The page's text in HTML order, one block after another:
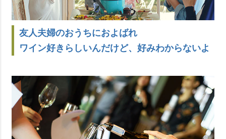
友人夫婦のおうちにおよばれ
ワイン好きらしいんだけど、好みわからないよ